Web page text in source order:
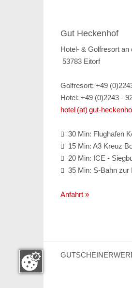
Gut Heckenhof
Hotel- & Golfresort
53783 Eitorf
Golfresort: +49
Hotel: +49 (0)2243 -
hotel (at) gut-
 30 Min: Flughafen
 15 Min: A3 Kreuz
 20 Min: ICE -
 35 Min: S-Bahn zur
Anfahrt »